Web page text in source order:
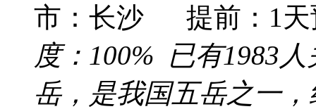
市：长沙 提前： 1
度： 100% 已有1983
岳，是我国五岳之一